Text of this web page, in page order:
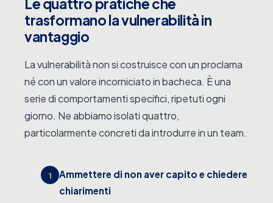
Le quattro pratiche che
trasformano la vulnerabilità in
vantaggio
La vulnerabilità non si costruisce con un proclama
né con un valore incorniciato in bacheca. È una
serie di comportamenti specifici, ripetuti ogni
giorno. Ne abbiamo isolati quattro,
particolarmente concreti da introdurre in un team.
1
Ammettere di non aver capito e chiedere
chiarimenti